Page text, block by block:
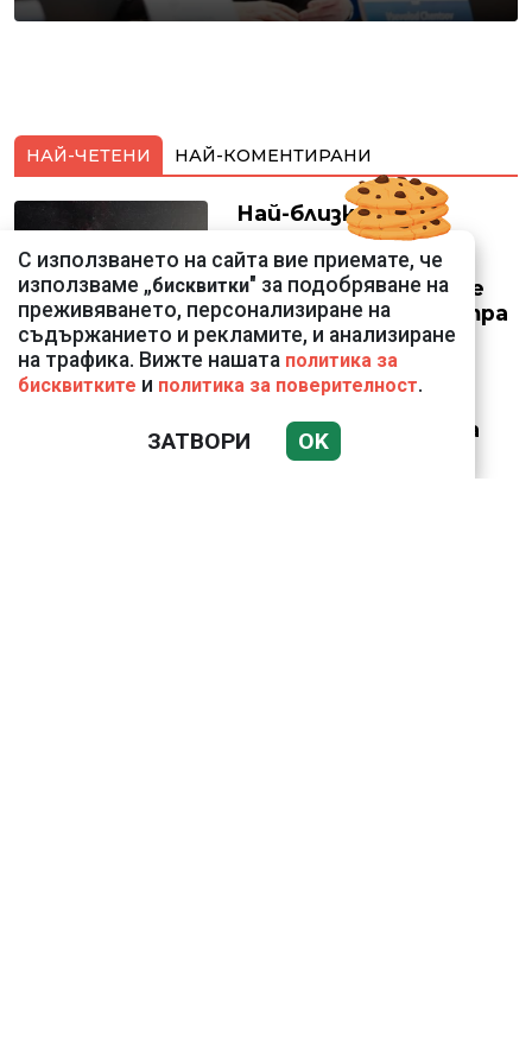
НАЙ-ЧЕТЕНИ НАЙ-КОМЕНТИРАНИ
Най-близкото
прелитане в
историята:
Космически кораб се
доближи на 400 метра
до астероид
Датската принцеса
Изабела влезе в
С използването на сайта вие приемате, че
използваме „бисквитки" за подобряване на
преживяването, персонализиране на
съдържанието и рекламите, и анализиране
на трафика. Вижте нашата политика за
бисквитките и политика за поверителност.
ЗАТВОРИ OK